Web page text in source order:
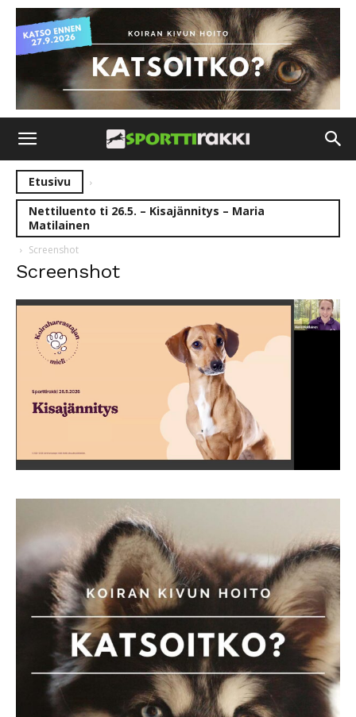
Etusivu
Nettiluento ti 26.5. – Kisajännitys – Maria
Matilainen
Screenshot
Screenshot